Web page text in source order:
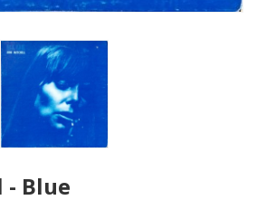
Blue